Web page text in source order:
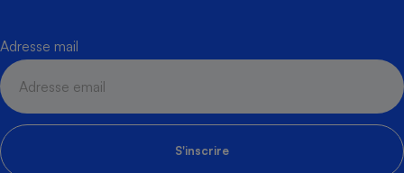
Adresse mail
S'inscrire